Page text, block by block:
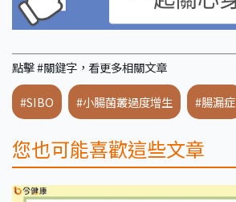
點擊 #關鍵字，看更多相關文章
#SIBO #小腸菌叢過度增生 #腸漏症
您也可能喜歡這些文章